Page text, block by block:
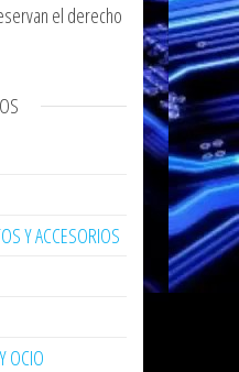
el derecho
Y ACCESORIOS
OCIO